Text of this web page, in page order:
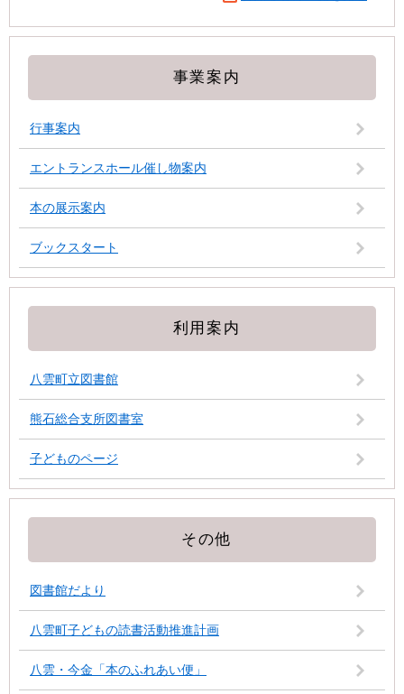
事業案内
行事案内
エントランスホール催し物案内
本の展示案内
ブックスタート
利用案内
八雲町立図書館
熊石総合支所図書室
子どものページ
その他
図書館だより
八雲町子どもの読書活動推進計画
八雲・今金「本のふれあい便」